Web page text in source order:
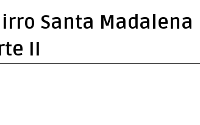
Santa Madalena
II